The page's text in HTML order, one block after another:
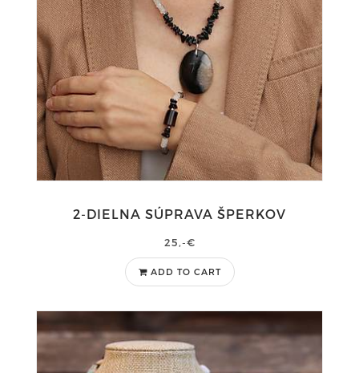
2-DIELNA SÚPRAVA ŠPERKOV
25,-€
ADD TO CART